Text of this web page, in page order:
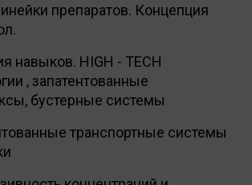
препаратов. Концепция
навыков. HIGH - TECH
, запатентованные
бустерные системы
транспортные системы